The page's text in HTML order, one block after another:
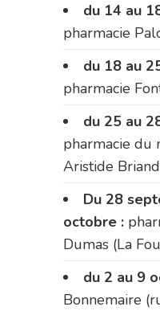
du 14 au
pharmacie
du 18 au
pharmacie
du 25 au
pharmacie du
Aristide
Du 28
octobre :
Dumas (La
du 2 au 9
Bonnemaire